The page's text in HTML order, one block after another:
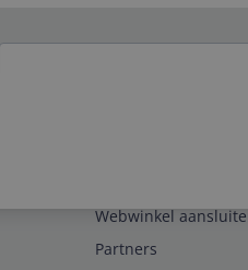
Webwinkel
Partners